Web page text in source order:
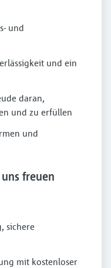
und
und ein
daran,
und zu erfüllen
und
freuen
sichere
mit kostenloser